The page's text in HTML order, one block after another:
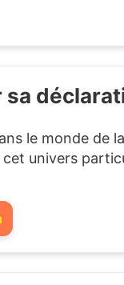
sa
le monde de
univers